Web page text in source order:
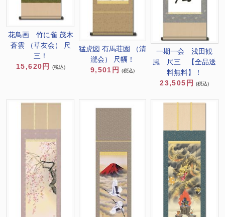
花鳥画 竹に雀 茂木
蒼雲 （草友会） 尺
三！
15,620円
(税込)
猛虎図 有馬荘園 （清
瀧会） 尺幅！
9,501円
(税込)
一期一会 浅田観
風 尺三 【全品送
料無料】！
23,505円
(税込)